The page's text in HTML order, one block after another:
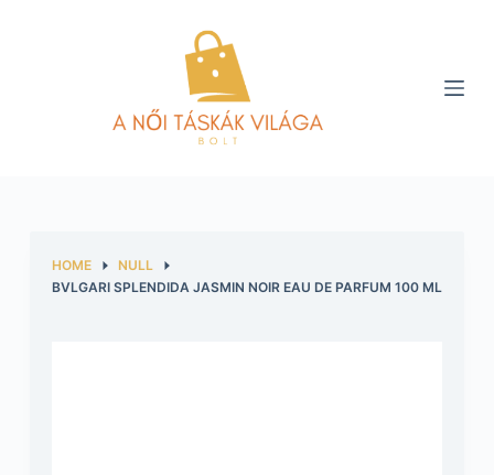
HOME
NULL
BVLGARI SPLENDIDA JASMIN NOIR EAU DE PARFUM 100 ML